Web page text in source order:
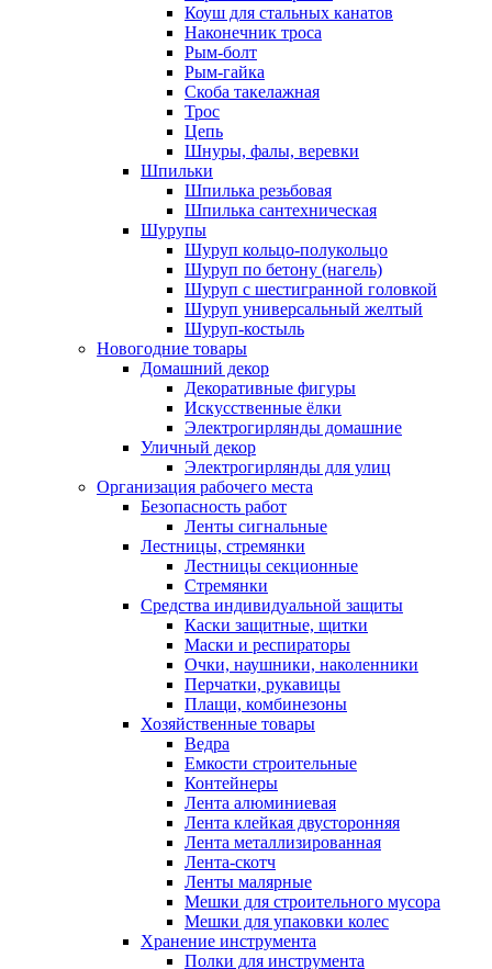
Коуш для стальных канатов
Наконечник троса
Рым-болт
Рым-гайка
Скоба такелажная
Трос
Цепь
Шнуры, фалы, веревки
Шпильки
Шпилька резьбовая
Шпилька сантехническая
Шурупы
Шуруп кольцо-полукольцо
Шуруп по бетону (нагель)
Шуруп с шестигранной головкой
Шуруп универсальный желтый
Шуруп-костыль
Новогодние товары
Домашний декор
Декоративные фигуры
Искусственные ёлки
Электрогирлянды домашние
Уличный декор
Электрогирлянды для улиц
Организация рабочего места
Безопасность работ
Ленты сигнальные
Лестницы, стремянки
Лестницы секционные
Стремянки
Средства индивидуальной защиты
Каски защитные, щитки
Маски и респираторы
Очки, наушники, наколенники
Перчатки, рукавицы
Плащи, комбинезоны
Хозяйственные товары
Ведра
Емкости строительные
Контейнеры
Лента алюминиевая
Лента клейкая двусторонняя
Лента металлизированная
Лента-скотч
Ленты малярные
Мешки для строительного мусора
Мешки для упаковки колес
Хранение инструмента
Полки для инструмента